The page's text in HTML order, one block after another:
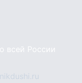
всей России